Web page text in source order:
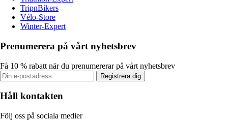
TripnBikers
Vélo-Store
Winter-Expert
Prenumerera på vårt nyhetsbrev
Få 10 % rabatt när du prenumererar på vårt nyhetsbrev
Registrera dig
Håll kontakten
Följ oss på sociala medier